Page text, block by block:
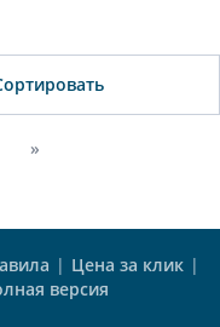
»
| Цена за клик |
версия